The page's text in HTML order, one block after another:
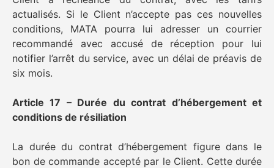
actualisés. Si le Client n’accepte pas ces nouvelles
conditions, MATA pourra lui adresser un courrier
recommandé avec accusé de réception pour lui
notifier l’arrêt du service, avec un délai de préavis de
six mois.
Article 17 – Durée du contrat d’hébergement et
conditions de résiliation
La durée du contrat d’hébergement figure dans le
bon de commande accepté par le Client. Cette durée